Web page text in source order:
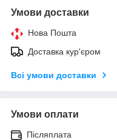
Умови доставки
Нова Пошта
Доставка кур'єром
Всі умови доставки
Умови оплати
Післяплата